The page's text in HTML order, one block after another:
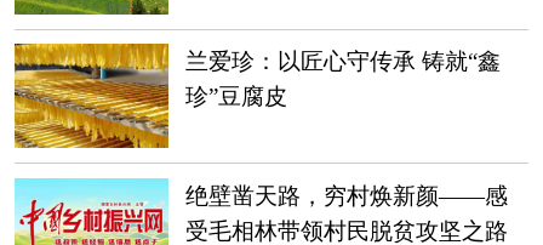
兰爱珍：以匠心守传承 铸就“鑫
珍”豆腐皮
绝壁凿天路，穷村焕新颜——感
受毛相林带领村民脱贫攻坚之路